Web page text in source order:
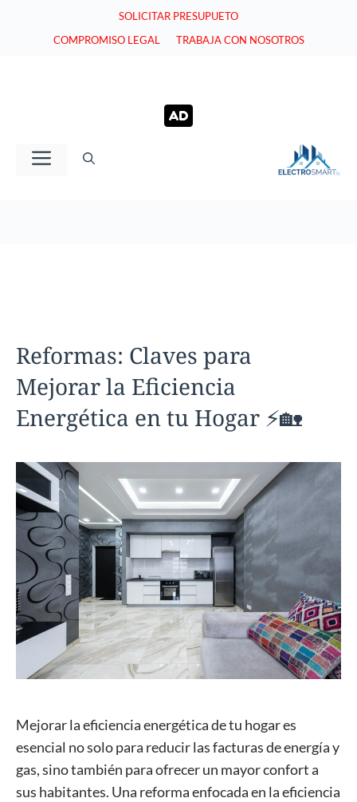
SOLICITAR PRESUPUETO
COMPROMISO LEGAL
TRABAJA CON NOSOTROS
Menú
Reformas: Claves para
Mejorar la Eficiencia
Energética en tu Hogar ⚡🏡
Mejorar la eficiencia energética de tu hogar es
esencial no solo para reducir las facturas de energía y
gas, sino también para ofrecer un mayor confort a
sus habitantes. Una reforma enfocada en la eficiencia